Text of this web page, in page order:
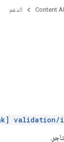
Content الدعم
validation/